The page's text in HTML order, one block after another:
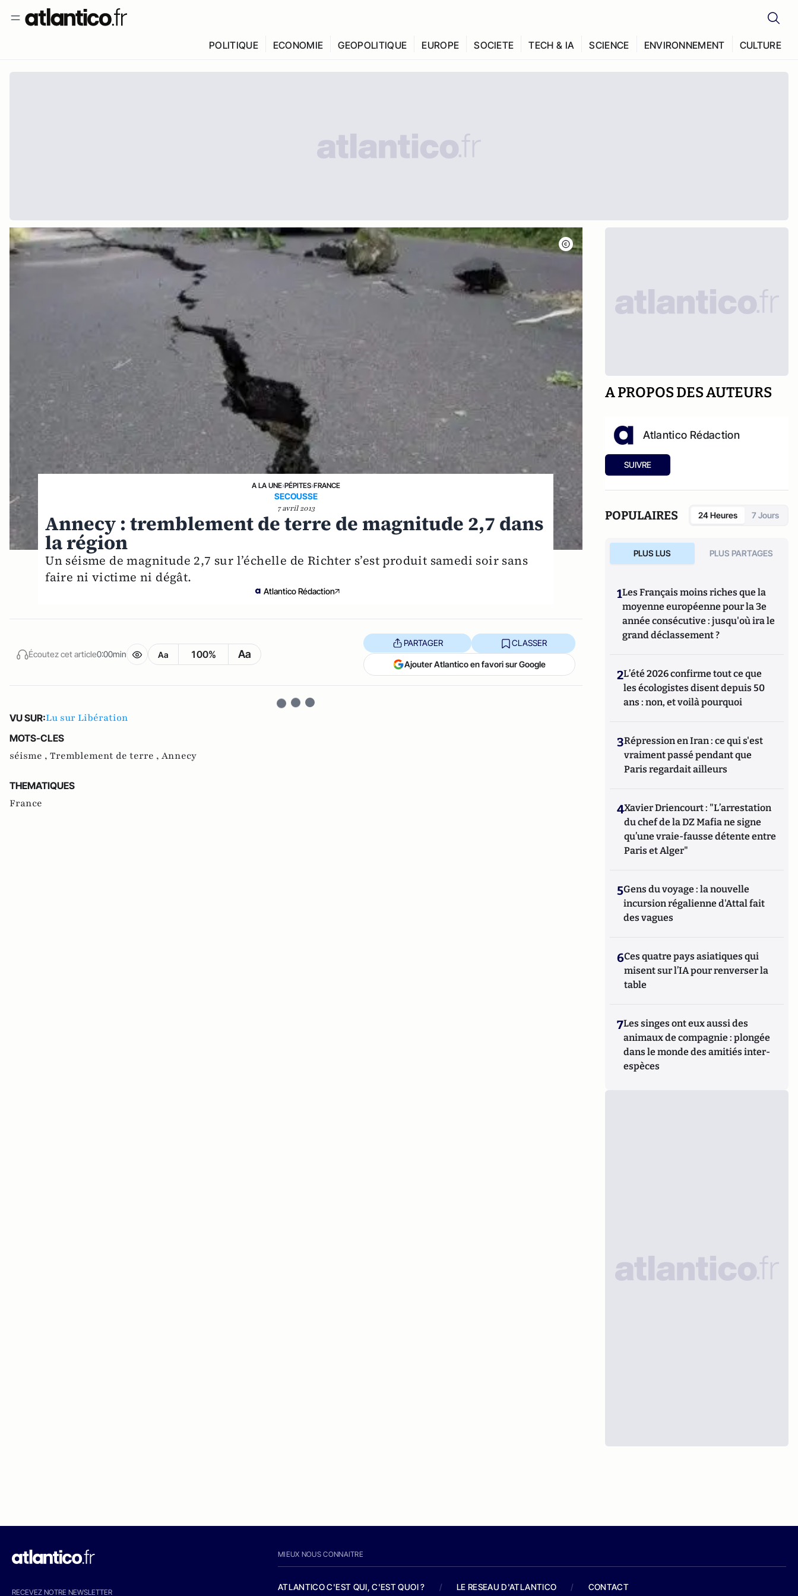
POLITIQUE ECONOMIE GEOPOLITIQUE EUROPE SOCIETE TECH & IA SCIENCE ENVIRONNEMENT CULTURE
A LA UNE›PÉPITES›FRANCE
SECOUSSE
7 avril 2013
Annecy : tremblement de terre de magnitude 2,7 dans
la région
Un séisme de magnitude 2,7 sur l’échelle de Richter s’est produit samedi soir sans
faire ni victime ni dégât.
Atlantico Rédaction
Écoutez cet article0:00min Aa 100% Aa
PARTAGER CLASSER
Ajouter Atlantico en favori sur Google
VU SUR:Lu sur Libération
MOTS-CLES
séisme , Tremblement de terre , Annecy
THEMATIQUES
France
A PROPOS DES AUTEURS
Atlantico Rédaction
SUIVRE
POPULAIRES 24 Heures 7 Jours
PLUS LUS PLUS PARTAGES
1Les Français moins riches que la
moyenne européenne pour la 3e
année consécutive : jusqu'où ira le
grand déclassement ?
2L’été 2026 confirme tout ce que
les écologistes disent depuis 50
ans : non, et voilà pourquoi
3Répression en Iran : ce qui s'est
vraiment passé pendant que
Paris regardait ailleurs
4Xavier Driencourt : "L’arrestation
du chef de la DZ Mafia ne signe
qu’une vraie-fausse détente entre
Paris et Alger"
5Gens du voyage : la nouvelle
incursion régalienne d'Attal fait
des vagues
6Ces quatre pays asiatiques qui
misent sur l’IA pour renverser la
table
7Les singes ont eux aussi des
animaux de compagnie : plongée
dans le monde des amitiés inter-
espèces
RECEVEZ NOTRE NEWSLETTER
MIEUX NOUS CONNAITRE
ATLANTICO C'EST QUI, C'EST QUOI ? / LE RESEAU D'ATLANTICO / CONTACT